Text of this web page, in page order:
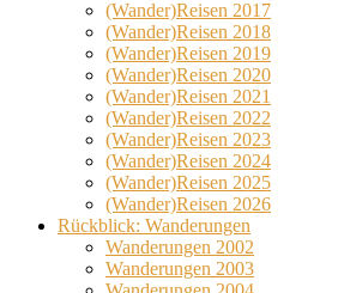
(Wander)Reisen 2017
(Wander)Reisen 2018
(Wander)Reisen 2019
(Wander)Reisen 2020
(Wander)Reisen 2021
(Wander)Reisen 2022
(Wander)Reisen 2023
(Wander)Reisen 2024
(Wander)Reisen 2025
(Wander)Reisen 2026
Rückblick: Wanderungen
Wanderungen 2002
Wanderungen 2003